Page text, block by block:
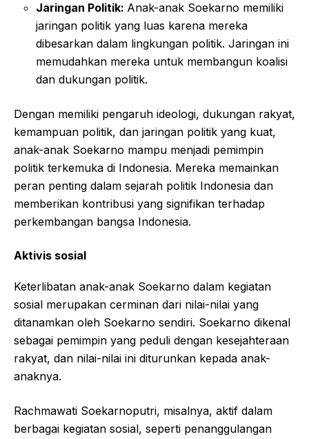
Jaringan Politik: Anak-anak Soekarno memiliki
jaringan politik yang luas karena mereka
dibesarkan dalam lingkungan politik. Jaringan ini
memudahkan mereka untuk membangun koalisi
dan dukungan politik.
Dengan memiliki pengaruh ideologi, dukungan rakyat,
kemampuan politik, dan jaringan politik yang kuat,
anak-anak Soekarno mampu menjadi pemimpin
politik terkemuka di Indonesia. Mereka memainkan
peran penting dalam sejarah politik Indonesia dan
memberikan kontribusi yang signifikan terhadap
perkembangan bangsa Indonesia.
Aktivis sosial
Keterlibatan anak-anak Soekarno dalam kegiatan
sosial merupakan cerminan dari nilai-nilai yang
ditanamkan oleh Soekarno sendiri. Soekarno dikenal
sebagai pemimpin yang peduli dengan kesejahteraan
rakyat, dan nilai-nilai ini diturunkan kepada anak-
anaknya.
Rachmawati Soekarnoputri, misalnya, aktif dalam
berbagai kegiatan sosial, seperti penanggulangan